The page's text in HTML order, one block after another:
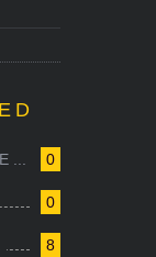
0
...
0
8